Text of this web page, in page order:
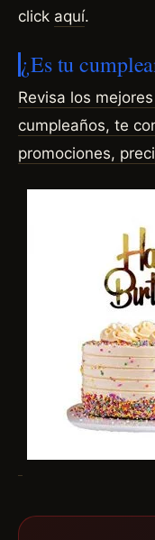
click aquí.
¿Es tu
Revisa los
cumpleaños, te
promociones,